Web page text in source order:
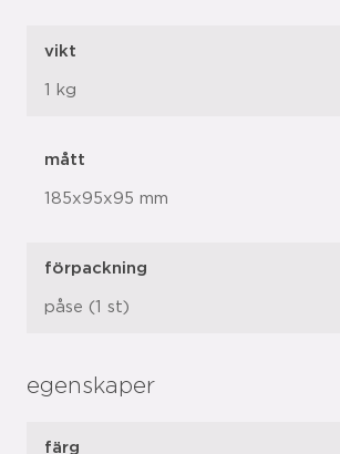
vikt
1 kg
mått
185x95x95 mm
förpackning
påse (1 st)
egenskaper
färg